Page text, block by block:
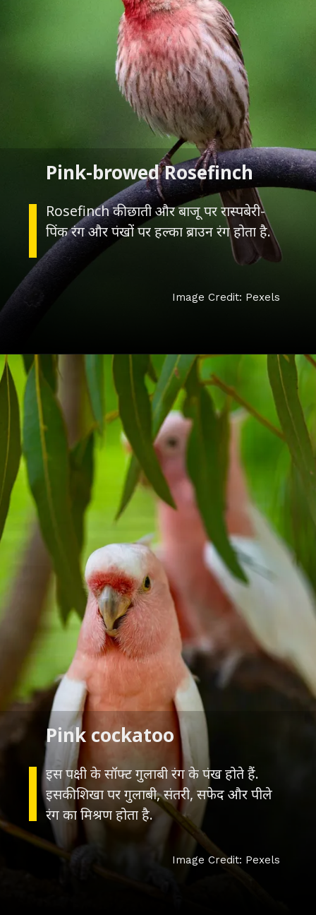
Rosefinch की छाती और बाजू पर रास्पबेरी-
पिंक रंग और पंखों पर हल्का ब्राउन रंग होता है.
Pink-browed Rosefinch
Image Credit: Pexels
इस पक्षी के सॉफ्ट गुलाबी रंग के पंख होते हैं.
इसकी शिखा पर गुलाबी, संतरी, सफेद और पीले
रंग का मिश्रण होता है.
Image Credit: Pexels